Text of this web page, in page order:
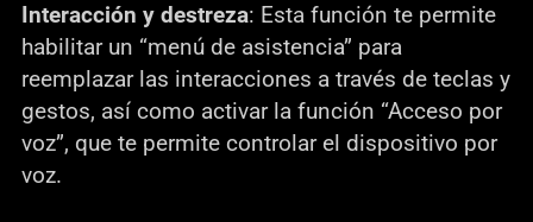
Interacción y destreza: Esta función te permite
habilitar un “menú de asistencia” para
reemplazar las interacciones a través de teclas y
gestos, así como activar la función “Acceso por
voz”, que te permite controlar el dispositivo por
voz.